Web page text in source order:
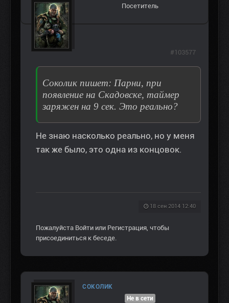
Посетитель
Соколик пишет: Парни, при
появление на Скадовске, таймер
заряжен на 9 сек. Это реально?
Не знаю насколько реально, но у меня
так же было, это одна из концовок.
18 сен 2014 12:40
#103577
Пожалуйста Войти или Регистрация, чтобы
присоединиться к беседе.
СОКОЛИК
Не в сети